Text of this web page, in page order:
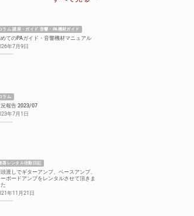
ラム 講座・ガイド 音響・PA機材ガイド
てのPAガイド・音響機材マニュアル
年7月9日
ラム
報告 2023/07
年7月1日
器レンタル活動日記
頭渡しでギターアンプ、ベースアンプ、
ーボードアンプをレンタルさせて頂きま
た
年11月21日